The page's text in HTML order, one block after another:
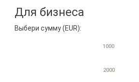
Для бизнеса
Выбери сумму (EUR):
1000
2000